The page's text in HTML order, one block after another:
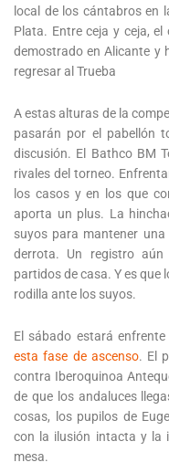
local de los cántabros en
Plata. Entre ceja y ceja,
demostrado en Alicante y
regresar al Trueba
A estas alturas de la
pasarán por el pabellón
discusión. El Bathco BM
rivales del torneo.
los casos y en los que
aporta un plus. La
suyos para mantener
derrota. Un registro
partidos de casa. Y es que
rodilla ante los suyos.
El sábado estará enfrente
esta fase de ascenso. El
contra Iberoquinoa
de que los andaluces
cosas, los pupilos de
con la ilusión intacta y la
mesa.